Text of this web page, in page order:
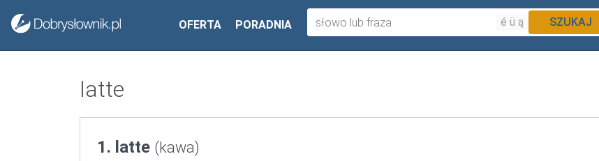
OFERTA PORADNIA é ü ą SZUKAJ
latte
1. latte (kawa)